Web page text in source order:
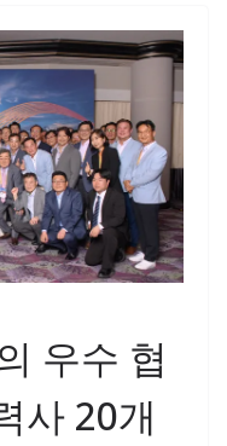
우수 협
사 20개